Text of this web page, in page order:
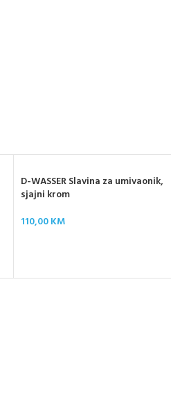
D-WASSER Slavina za umivaonik,
sjajni krom
110,00KM